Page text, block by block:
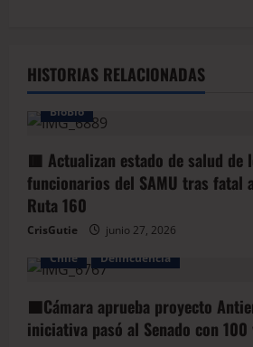
HISTORIAS RELACIONADAS
BioBio
🟥 Actualizan estado de salud de
funcionarios del SAMU tras fatal
Ruta 160
CrisGutie
junio 27, 2026
Chile
Delincuencia
🟦Cámara aprueba proyecto
iniciativa pasó al Senado con